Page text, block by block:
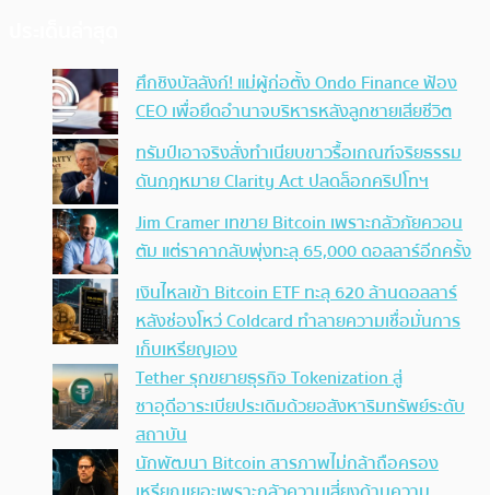
ศึกชิงบัลลังก์! แม่ผู้ก่อตั้ง Ondo Finance ฟ้อง
CEO เพื่อยึดอำนาจบริหารหลังลูกชายเสียชีวิต
ทรัมป์เอาจริง สั่งทำเนียบขาวรื้อเกณฑ์จริยธรรม
ดันกฎหมาย Clarity Act ปลดล็อกคริปโทฯ
Jim Cramer เทขาย Bitcoin เพราะกลัวภัยควอน
ตัม แต่ราคากลับพุ่งทะลุ 65,000 ดอลลาร์อีกครั้ง
เงินไหลเข้า Bitcoin ETF ทะลุ 620 ล้านดอลลาร์
หลังช่องโหว่ Coldcard ทำลายความเชื่อมั่นการ
เก็บเหรียญเอง
Tether รุกขยายธุรกิจ Tokenization สู่
ซาอุดีอาระเบียประเดิมด้วยอสังหาริมทรัพย์ระดับ
สถาบัน
นักพัฒนา Bitcoin สารภาพไม่กล้าถือครอง